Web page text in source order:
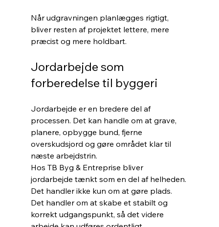
Når udgravningen planlægges rigtigt,
bliver resten af projektet lettere, mere
præcist og mere holdbart.
Jordarbejde som
forberedelse til byggeri
Jordarbejde er en bredere del af
processen. Det kan handle om at grave,
planere, opbygge bund, fjerne
overskudsjord og gøre området klar til
næste arbejdstrin.
Hos TB Byg & Entreprise bliver
jordarbejde tænkt som en del af helheden.
Det handler ikke kun om at gøre plads.
Det handler om at skabe et stabilt og
korrekt udgangspunkt, så det videre